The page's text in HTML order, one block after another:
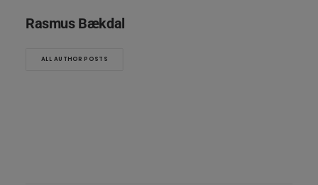
Rasmus Bækdal
ALL AUTHOR POSTS